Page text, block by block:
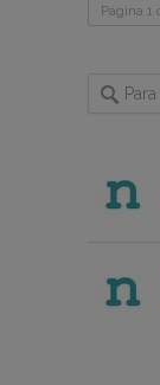
Página 1